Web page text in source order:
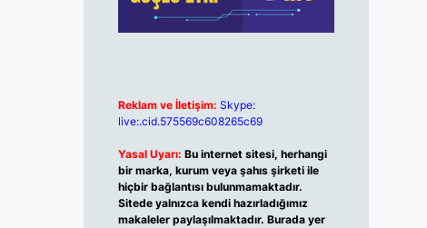
Reklam ve İletişim: Skype:
live:.cid.575569c608265c69
Yasal Uyarı: Bu internet sitesi, herhangi
bir marka, kurum veya şahıs şirketi ile
hiçbir bağlantısı bulunmamaktadır.
Sitede yalnızca kendi hazırladığımız
makaleler paylaşılmaktadır. Burada yer